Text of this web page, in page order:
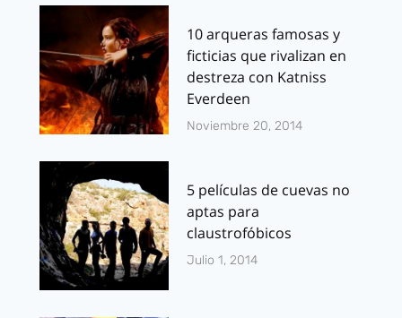
10 arqueras famosas y
ficticias que rivalizan en
destreza con Katniss
Everdeen
Noviembre 20, 2014
5 películas de cuevas no
aptas para
claustrofóbicos
Julio 1, 2014